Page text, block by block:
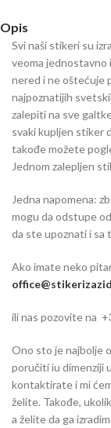
Opis
Svi naši stikeri su
veoma jednostavno
nered i ne oštećuje
najpoznatijih
zalepiti na sve
svaki kupljen stiker
takođe možete
Jednom zalepljen
Jedna napomena:
mogu da odstupe
da ste upoznati i sa
Ako imate neko
ili nas pozovite na
Ono sto je najbolje
poručiti iu dimenziji
kontaktirate i mi
želite. Takođe,
a želite da ga